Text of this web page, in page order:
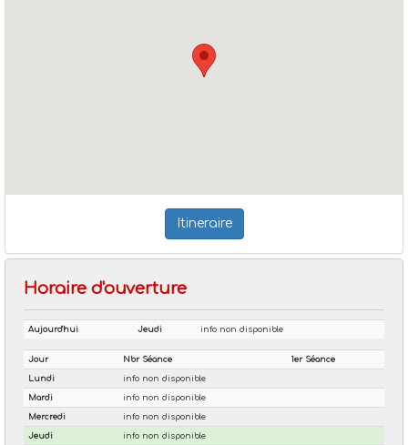
Itineraire
Horaire d'ouverture